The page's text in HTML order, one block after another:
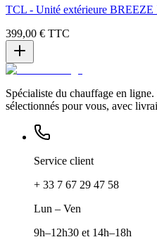
TCL - Unité extérieure
399,00 € TTC
Spécialiste du chauffage en
sélectionnés pour vous, avec
Service client
+ 33 7 67 29 47 58
Lun – Ven
9h–12h30 et 14h–18h